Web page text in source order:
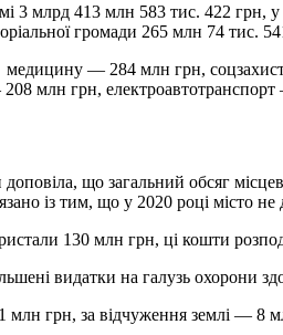
3 млрд 413 млн 583 тис. 422
громади 265 млн 74 тис.
медицину — 284 млн грн,
млн грн,
що загальний обсяг
із тим, що у 2020 році місто не
130 млн грн, ці кошти
видатки на галузь охорони
млн грн, за відчуження землі — 8